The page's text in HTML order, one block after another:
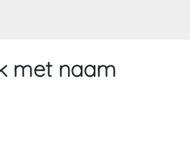
met naam